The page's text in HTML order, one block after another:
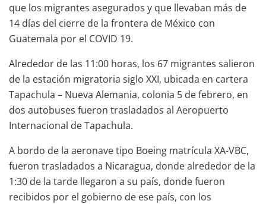
que los migrantes asegurados y que llevaban más de
14 días del cierre de la frontera de México con
Guatemala por el COVID 19.
Alrededor de las 11:00 horas, los 67 migrantes salieron
de la estación migratoria siglo XXI, ubicada en cartera
Tapachula – Nueva Alemania, colonia 5 de febrero, en
dos autobuses fueron trasladados al Aeropuerto
Internacional de Tapachula.
A bordo de la aeronave tipo Boeing matrícula XA-VBC,
fueron trasladados a Nicaragua, donde alrededor de la
1:30 de la tarde llegaron a su país, donde fueron
recibidos por el gobierno de ese país, con los